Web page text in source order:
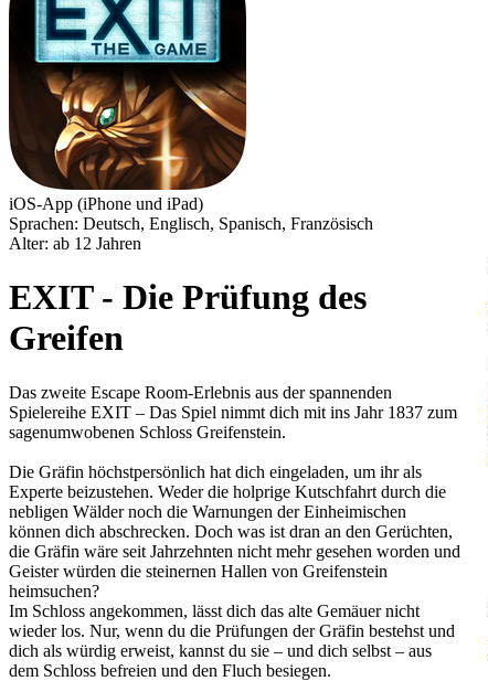
iOS-App (iPhone und iPad)
Sprachen: Deutsch, Englisch, Spanisch, Französisch
Alter: ab 12 Jahren
EXIT - Die Prüfung des
Greifen
Das zweite Escape Room-Erlebnis aus der spannenden
Spielereihe EXIT – Das Spiel nimmt dich mit ins Jahr 1837 zum
sagenumwobenen Schloss Greifenstein.
Die Gräfin höchstpersönlich hat dich eingeladen, um ihr als
Experte beizustehen. Weder die holprige Kutschfahrt durch die
nebligen Wälder noch die Warnungen der Einheimischen
können dich abschrecken. Doch was ist dran an den Gerüchten,
die Gräfin wäre seit Jahrzehnten nicht mehr gesehen worden und
Geister würden die steinernen Hallen von Greifenstein
heimsuchen?
Im Schloss angekommen, lässt dich das alte Gemäuer nicht
wieder los. Nur, wenn du die Prüfungen der Gräfin bestehst und
dich als würdig erweist, kannst du sie – und dich selbst – aus
dem Schloss befreien und den Fluch besiegen.